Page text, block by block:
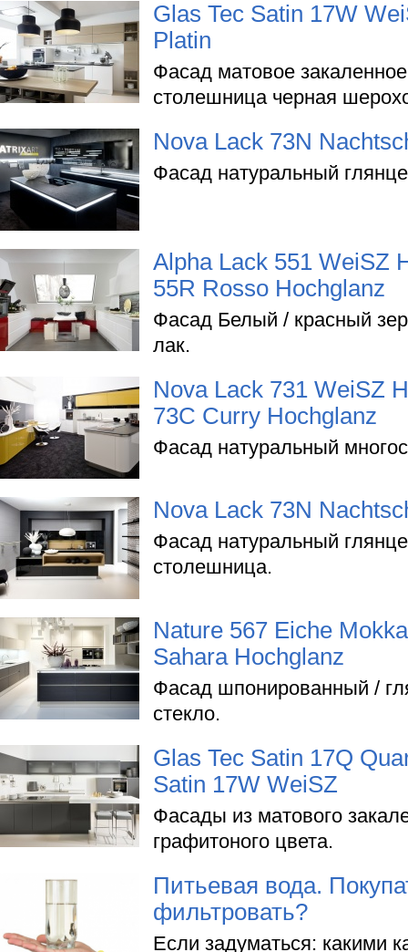
Glas Tec Satin 17W
Platin
Фасад матовое
столешница черная
Nova Lack 73N
Фасад натуральный
Alpha Lack 551 WeiSZ
55R Rosso Hochglanz
Фасад Белый / красный
лак.
Nova Lack 731 WeiSZ
73C Curry Hochglanz
Фасад натуральный
Nova Lack 73N
Фасад натуральный
столешница.
Nature 567 Eiche
Sahara Hochglanz
Фасад шпонированный /
стекло.
Glas Tec Satin 17Q
Satin 17W WeiSZ
Фасады из матового
графитоного цвета.
Питьевая вода.
фильтровать?
Если задуматься: какими